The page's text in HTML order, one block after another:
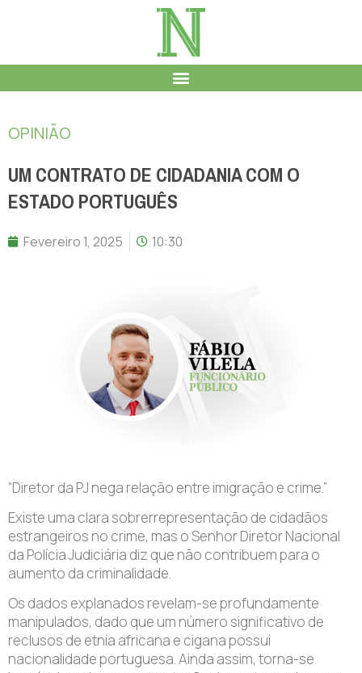
OPINIÃO
UM CONTRATO DE CIDADANIA COM O
ESTADO PORTUGUÊS
Fevereiro 1, 2025 10:30
“Diretor da PJ nega relação entre imigração e crime.”
Existe uma clara sobrerrepresentação de cidadãos
estrangeiros no crime, mas o Senhor Diretor Nacional
da Polícia Judiciária diz que não contribuem para o
aumento da criminalidade.
Os dados explanados revelam-se profundamente
manipulados, dado que um número significativo de
reclusos de etnia africana e cigana possui
nacionalidade portuguesa. Ainda assim, torna-se